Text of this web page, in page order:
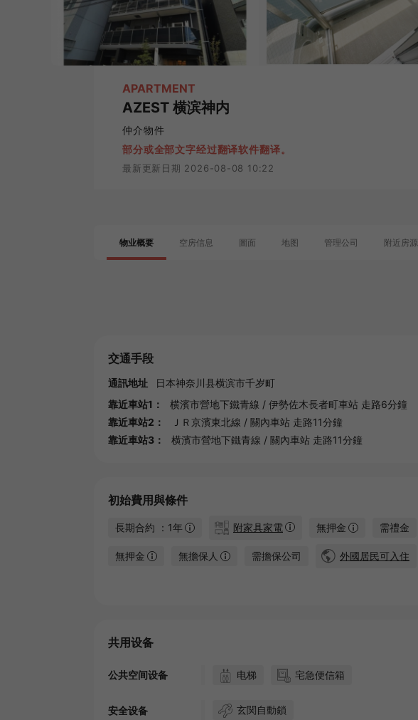
APARTMENT
AZEST 横滨神内
仲介物件
部分或全部文字经过翻译软件翻译。
最新更新日期 2026-08-08 10:22
物业概要 空房信息 圖面 地图 管理公司 附近房源
交通手段
通訊地址 日本神奈川县横滨市千岁町
靠近車站1：
横濱市營地下鐵青線 / 伊勢佐木長者町車站 走路6分鐘
靠近車站2：
ＪＲ京濱東北線 / 關內車站 走路11分鐘
靠近車站3：
横濱市營地下鐵青線 / 關內車站 走路11分鐘
初始費用與條件
長期合約 ：1年 附家具家電 無押金 需禮金
無押金 無擔保人 需擔保公司 外國居民可入住
共用设备
公共空间设备 电梯 宅急便信箱
安全设备 玄関自動鎖